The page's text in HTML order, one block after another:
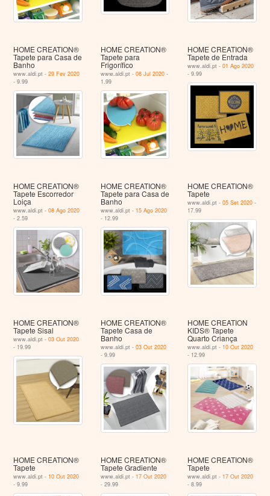
HOME CREATION®
Tapete para Casa de
Banho
www.aldi.pt -29 Fev 2020
- 9.99
HOME CREATION®
Tapete para
Frigorífico
www.aldi.pt - 08 Jul 2020-
1.99
HOME CREATION®
Tapete de Entrada
www.aldi.pt -01 Ago 2020
- 9.99
HOME CREATION®
Tapete Escorredor
Loiça
www.aldi.pt -08 Ago 2020
- 2.59
HOME CREATION®
Tapete para Casa de
Banho
www.aldi.pt - 15 Ago 2020
- 12.99
HOME CREATION®
Tapete
www.aldi.pt -05 Set 2020 -
17.99
HOME CREATION®
Tapete Sisal
www.aldi.pt -03 Out 2020
- 19.99
HOME CREATION®
Tapete Casa de
Banho
www.aldi.pt - 03 Out 2020
- 9.99
HOME CREATION
KIDS® Tapete
Quarto Criança
www.aldi.pt - 10 Out 2020
- 12.99
HOME CREATION®
Tapete
www.aldi.pt - 10 Out 2020
- 9.99
HOME CREATION®
Tapete Gradiente
www.aldi.pt - 17 Out 2020
- 29.99
HOME CREATION®
Tapete
www.aldi.pt - 17 Out 2020
- 8.99